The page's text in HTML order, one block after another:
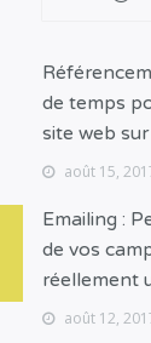
de temps
site web
août 15,
Emailing :
de vos
réellement
août 12,